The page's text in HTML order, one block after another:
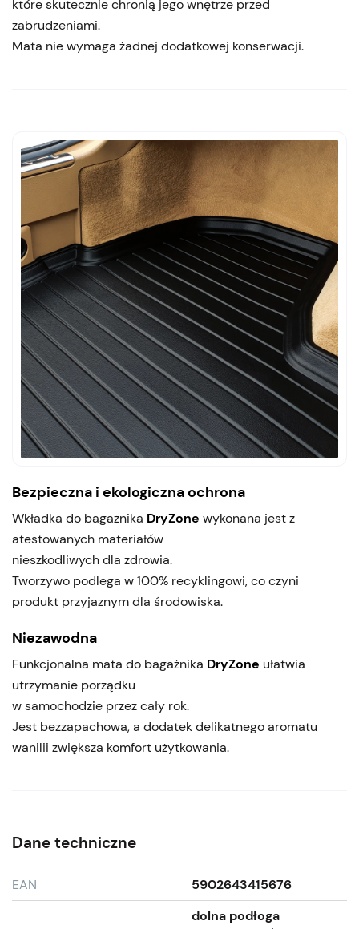
które skutecznie chronią jego wnętrze przed
zabrudzeniami.
Mata nie wymaga żadnej dodatkowej konserwacji.
Bezpieczna i ekologiczna ochrona
Wkładka do bagażnika DryZone wykonana jest z
atestowanych materiałów
nieszkodliwych dla zdrowia.
Tworzywo podlega w 100% recyklingowi, co czyni
produkt przyjaznym dla środowiska.
Niezawodna
Funkcjonalna mata do bagażnika DryZone ułatwia
utrzymanie porządku
w samochodzie przez cały rok.
Jest bezzapachowa, a dodatek delikatnego aromatu
wanilii zwiększa komfort użytkowania.
Dane techniczne
EAN 5902643415676
dolna podłoga